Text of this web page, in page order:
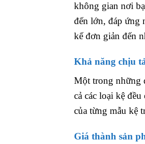
không gian nơi
đến lớn, đáp ứng
kế đơn giản đến
Khả năng chịu
Một trong những
cả các loại kệ
của từng mẫu kệ
Giá thành sản